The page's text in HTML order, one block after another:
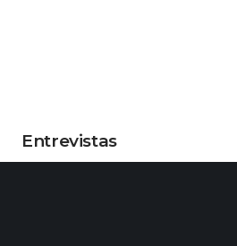
Entrevistas